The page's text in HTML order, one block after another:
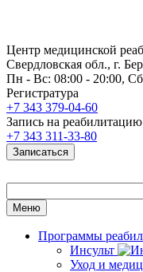
Центр медицинской
Свердловская обл., г.
Пн - Вс: 08:00 - 20:00,
Регистратура
+7 343 379-04-60
Запись на реабилитацию
+7 343 311-33-80
Записаться
Меню
Программы
Инсульт
Уход и